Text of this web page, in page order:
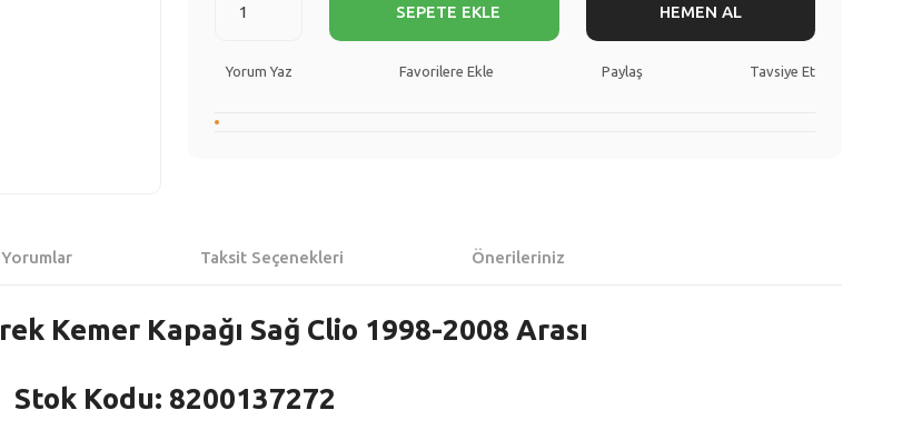
SEPETE EKLE HEMEN AL
Yorum Yaz Paylaş Tavsiye Et
Yorumlar Taksit Seçenekleri Önerileriniz
Kemer Kapağı Sağ Clio 1998-2008 Arası
Stok Kodu: 8200137272